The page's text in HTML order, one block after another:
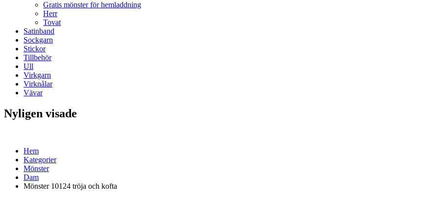
Gratis mönster för hemladdning
Herr
Tovat
Satinband
Sockgarn
Stickor
Tillbehör
Ull
Virkgarn
Virknålar
Vävar
Nyligen visade
Hem
Kategorier
Mönster
Dam
Mönster 10124 tröja och kofta